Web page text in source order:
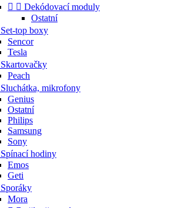
  Dekódovací moduly
Ostatní
Set-top boxy
Sencor
Tesla
Skartovačky
Peach
Sluchátka, mikrofony
Genius
Ostatní
Philips
Samsung
Sony
Spínací hodiny
Emos
Geti
Sporáky
Mora